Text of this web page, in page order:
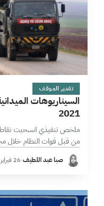
9 دقائق
تقدير الموقف
السيناريوهات
2021
ملخص تنفيذي انسحبت نقاط
من قبل قوات النظام خلال
في إدلب وحماة وحلب
يدل بطبيعة…
صبا عبد اللطيف·26 فبراير 2021